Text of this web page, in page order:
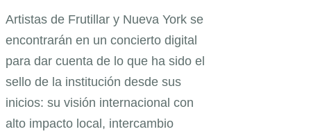
Artistas de Frutillar y Nueva York se
encontrarán en un concierto digital
para dar cuenta de lo que ha sido el
sello de la institución desde sus
inicios: su visión internacional con
alto impacto local, intercambio